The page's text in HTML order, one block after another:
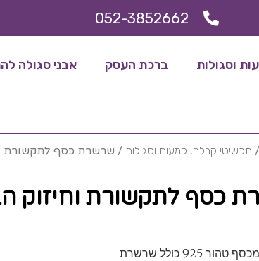
052-3852662
וסגולות ברכת העסק אבני סגולה
/ תכשיטי קבלה, קמעות וסגולות / שרשרת כסף לתקשורת
כסף לתקשורת וחיזוק
925 כולל שרשרת